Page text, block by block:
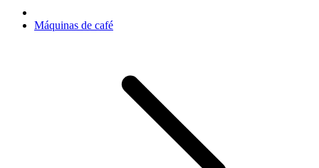
Máquinas de café